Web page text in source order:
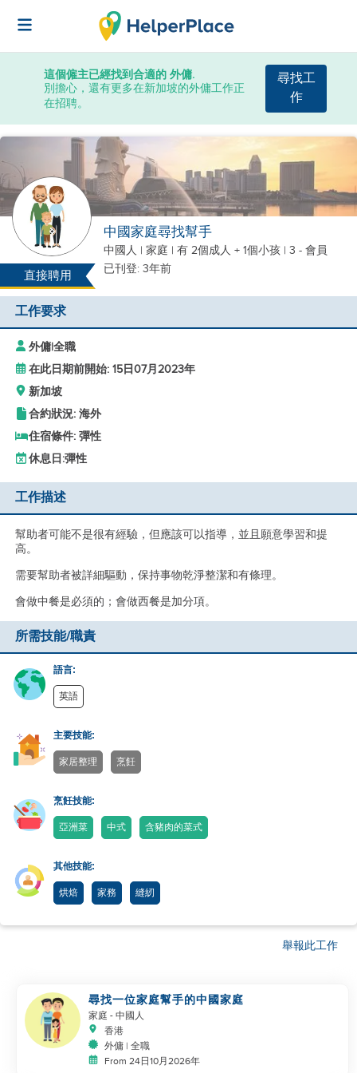
這個僱主已經找到合適的 外傭.
別擔心，還有更多在新加坡的外傭工作正
在招聘。
尋找工
作
直接聘用
中國家庭尋找幫手
中國人 | 家庭 | 有 2個成人 + 1個小孩 | 3 - 會員
已刊登: 3年前
工作要求
外傭|全職
在此日期前開始: 15日07月2023年
新加坡
合約狀況: 海外
住宿條件: 彈性
休息日:彈性
工作描述
幫助者可能不是很有經驗，但應該可以指導，並且願意學習和提
高。
需要幫助者被詳細驅動，保持事物乾淨整潔和有條理。
會做中餐是必須的；會做西餐是加分項。
所需技能/職責
語言:
英語
主要技能:
家居整理 烹飪
烹飪技能:
亞洲菜 中式 含豬肉的菜式
其他技能:
烘焙 家務 縫紉
舉報此工作
尋找一位家庭幫手的中國家庭
家庭 - 中國人
香港
外傭 | 全職
From 24日10月2026年